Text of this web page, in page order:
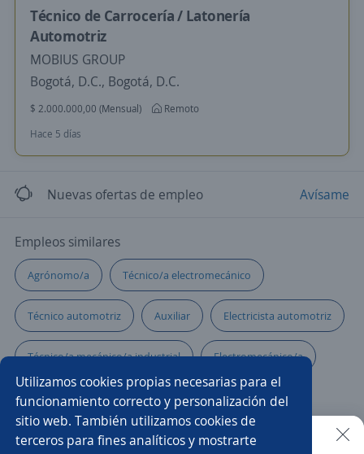
Utilizamos cookies propias necesarias para el
funcionamiento correcto y personalización del
sitio web. También utilizamos cookies de
terceros para fines analíticos y mostrarte
Técnico de Carrocería / Latonería
Automotriz
MOBIUS GROUP
Bogotá, D.C., Bogotá, D.C.
$ 2.000.000,00 (Mensual)
Remoto
Hace 5 días
Nuevas ofertas de empleo Avísame
Empleos similares
Agrónomo/a Técnico/a electromecánico
Técnico automotriz Auxiliar Electricista automotriz
Técnico/a mecánico/a industrial Electromecánico/a
Técnico/a soldador Técnico/a mecánico
Electricista de mantenimiento Soldador/a